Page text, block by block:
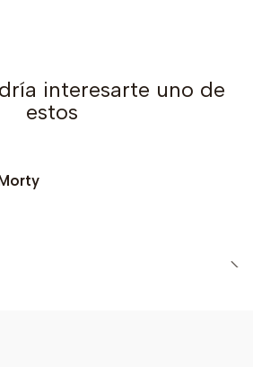
interesarte uno de
estos